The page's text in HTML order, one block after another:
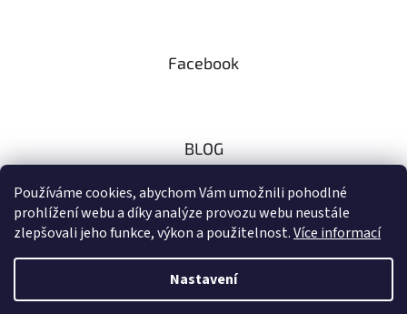
Používáme cookies, abychom Vám umožnili pohodlné
prohlížení webu a díky analýze provozu webu neustále
zlepšovali jeho funkce, výkon a použitelnost.Více informací
Nastavení
Facebook
BLOG
10.11.2024
Vytvořil Shoptet